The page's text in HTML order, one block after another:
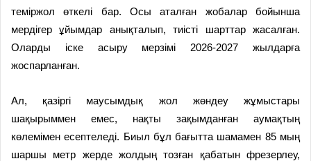
теміржол өткелі бар. Осы аталған жобалар бойынша
мердігер ұйымдар анықталып, тиісті шарттар жасалған.
Оларды іске асыру мерзімі 2026-2027 жылдарға
жоспарланған.
Ал, қазіргі маусымдық жол жөндеу жұмыстары
шақырыммен емес, нақты зақымданған аумақтың
көлемімен есептеледі. Биыл бұл бағытта шамамен 85 мың
шаршы метр жерде жолдың тозған қабатын фрезерлеу,